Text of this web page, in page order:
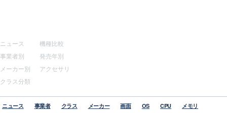
ニュース
事業者別
メーカー別
クラス分類
機種比較
発売年別
アクセサリ
ニュース 事業者 クラス メーカー 画面 OS CPU メモリ